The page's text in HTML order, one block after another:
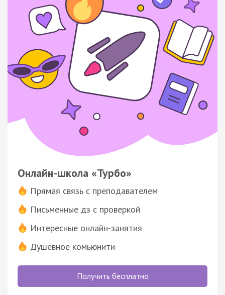
Онлайн-школа «Турбо»
Прямая связь с преподавателем
Письменные дз с проверкой
Интересные онлайн-занятия
Душевное комьюнити
Получить бесплатно